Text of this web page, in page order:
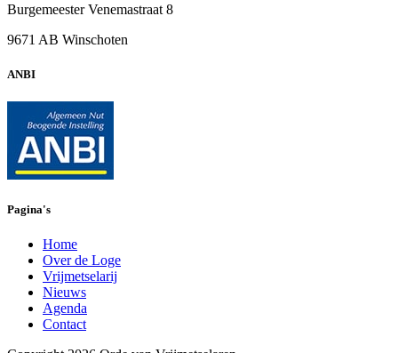
Burgemeester Venemastraat 8
9671 AB Winschoten
ANBI
Pagina's
Home
Over de Loge
Vrijmetselarij
Nieuws
Agenda
Contact